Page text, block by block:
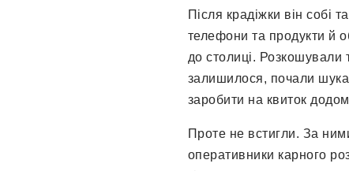
Після крадіжки він собі
телефони та продукти й
до столиці.
залишилося, почали
заробити на квиток
Проте не встигли. За
оперативники карного